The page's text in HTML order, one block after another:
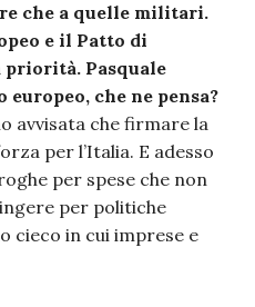
che a quelle militari.
e il Patto di
Pasquale
che ne pensa?
avvisata che firmare la
per l’Italia. E adesso
per spese che non
per politiche
cieco in cui imprese e